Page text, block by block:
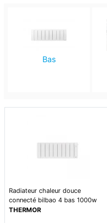
Bas
Radiateur chaleur douce
connecté bilbao 4 bas 1000w
blanc brillant
THERMOR